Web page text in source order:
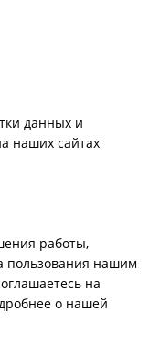
данных и
наших сайтах
работы,
пользования нашим
на
о нашей